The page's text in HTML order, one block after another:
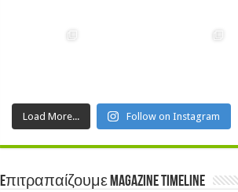
Load More... Follow on Instagram
Eπιτραπαίζουμε Magazine Timeline